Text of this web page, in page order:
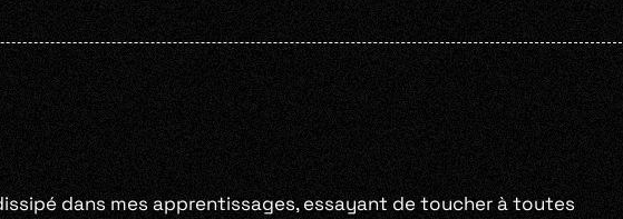
dans mes apprentissages, essayant de toucher à toutes